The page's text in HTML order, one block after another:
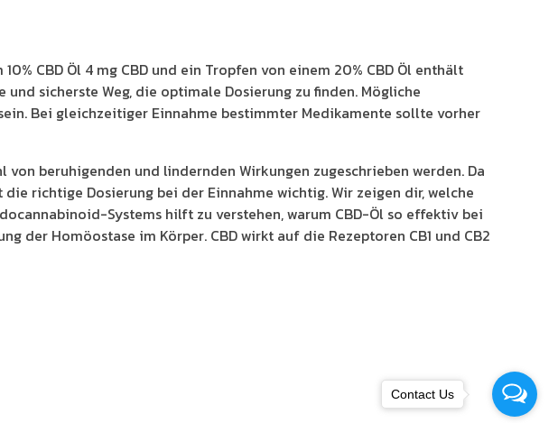
CBD Öl 4 mg CBD und ein Tropfen von einem 20% CBD Öl enthält
sicherste Weg, die optimale Dosierung zu finden. Mögliche
Bei gleichzeitiger Einnahme bestimmter Medikamente sollte vorher
beruhigenden und lindernden Wirkungen zugeschrieben werden. Da
richtige Dosierung bei der Einnahme wichtig. Wir zeigen dir, welche
Systems hilft zu verstehen, warum CBD-Öl so effektiv bei
der Homöostase im Körper. CBD wirkt auf die Rezeptoren CB1 und CB2
Contact Us